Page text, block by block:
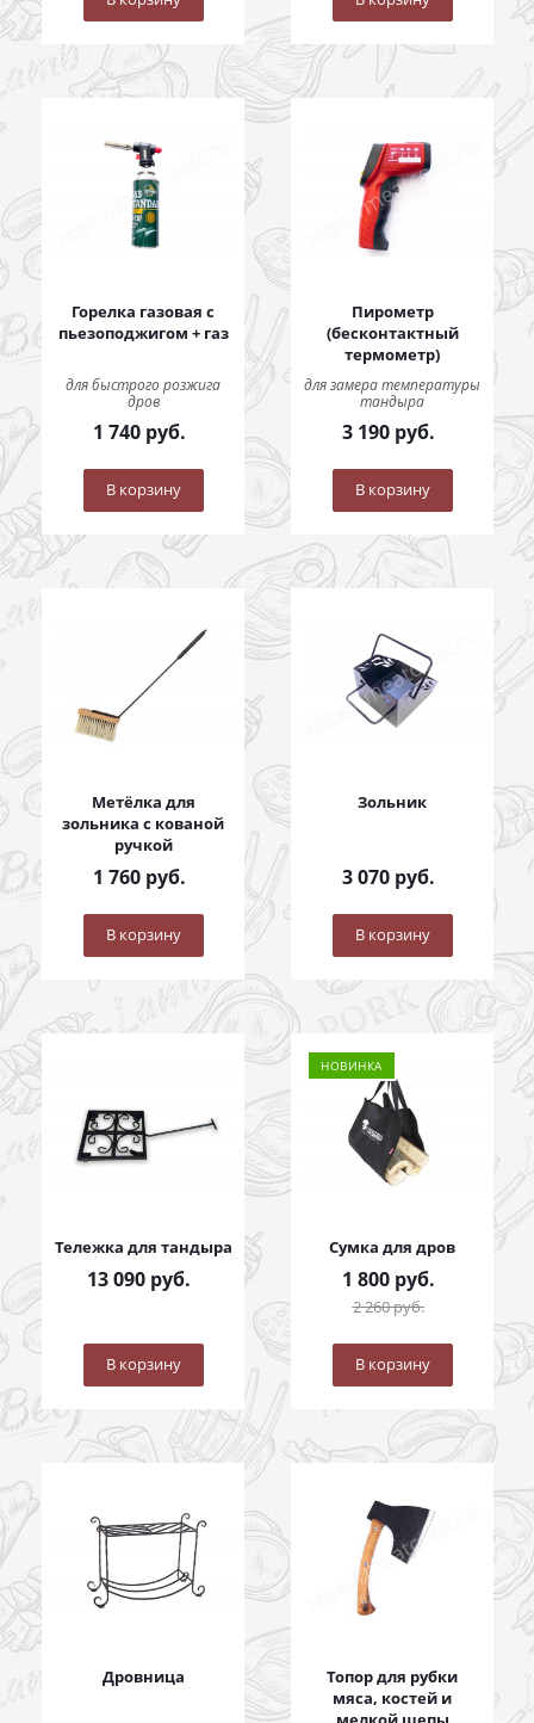
Горелка газовая с
пьезоподжигом + газ
для быстрого розжига
дров
1 740руб.
В корзину
Пирометр
(бесконтактный
термометр)
для замера температуры
тандыра
3 190руб.
В корзину
Метёлка для
зольника с кованой
ручкой
1 760руб.
В корзину
Зольник
3 070руб.
В корзину
Тележка для тандыра
13 090 руб.
В корзину
НОВИНКА
Сумка для дров
1 800руб.
2 260руб.
В корзину
Дровница
Топор для рубки
мяса, костей и